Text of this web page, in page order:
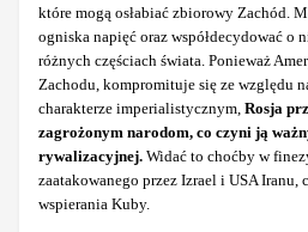
które mogą osłabiać zbiorowy Zachód.
ogniska napięć oraz współdecydować o
różnych częściach świata. Ponieważ
Zachodu, kompromituje się ze względu
charakterze imperialistycznym, Rosja
zagrożonym narodom, co czyni ją
rywalizacyjnej. Widać to choćby w
zaatakowanego przez Izrael i USA Iranu,
wspierania Kuby.